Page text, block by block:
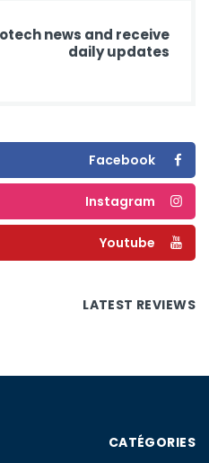
news and receive
daily updates
Facebook
Instagram
Youtube
LATEST REVIEWS
CATÉGORIES